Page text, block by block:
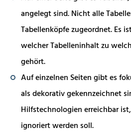
angelegt sind. Nicht alle
Tabellenköpfe zugeordnet. Es
welcher Tabelleninhalt zu
gehört.
Auf einzelnen Seiten gibt es
als dekorativ gekennzeichnet
Hilfstechnologien erreichbar
ignoriert werden soll.